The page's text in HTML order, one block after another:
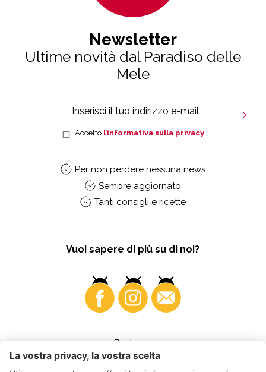
Newsletter
Ultime novità dal Paradiso delle
Mele
Accetto l’informativa sulla privacy
Per non perdere nessuna news
Sempre aggiornato
Tanti consigli e ricette
Vuoi sapere di più su di noi?
Business